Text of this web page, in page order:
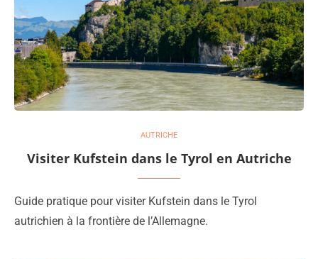
AUTRICHE
Visiter Kufstein dans le Tyrol en Autriche
Guide pratique pour visiter Kufstein dans le Tyrol
autrichien à la frontière de l’Allemagne.